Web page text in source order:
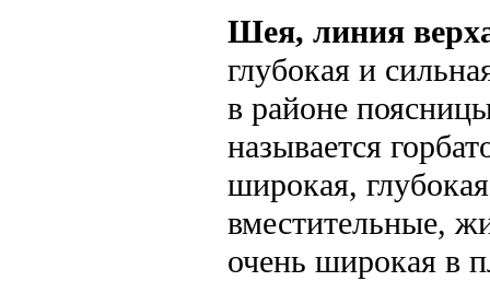
Шея, линия
глубокая и
в районе
называется
широкая,
вместительные,
очень широкая в